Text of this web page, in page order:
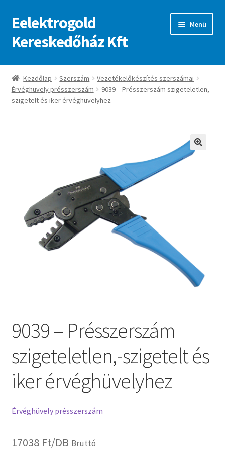
Ugrás
a
navigációhoz
Kilépés
a
tartalomba
Eelektrogold
Kereskedőház Kft
Menü
Kezdőlap
A fiókom
Kezdőlap Szerszám
Vezetékelőkészítés szerszámai
Érvéghüvely présszerszám
9039 – Présszerszám szigeteletlen,-
szigetelt és iker érvéghüvelyhez
9039 – Présszerszám
szigeteletlen,-szigetelt és
iker érvéghüvelyhez
Érvéghüvely présszerszám
17038 Ft/DB Bruttó